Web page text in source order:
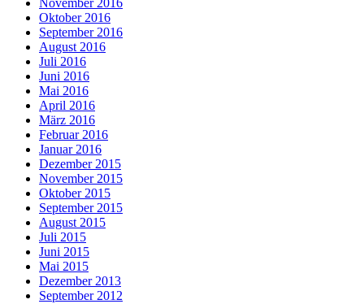
November 2016
Oktober 2016
September 2016
August 2016
Juli 2016
Juni 2016
Mai 2016
April 2016
März 2016
Februar 2016
Januar 2016
Dezember 2015
November 2015
Oktober 2015
September 2015
August 2015
Juli 2015
Juni 2015
Mai 2015
Dezember 2013
September 2012